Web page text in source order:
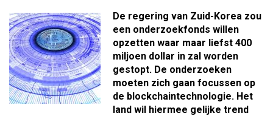
De regering van Zuid-Korea zou
een onderzoekfonds willen
opzetten waar maar liefst 400
miljoen dollar in zal worden
gestopt. De onderzoeken
moeten zich gaan focussen op
de blockchaintechnologie. Het
land wil hiermee gelijke trend